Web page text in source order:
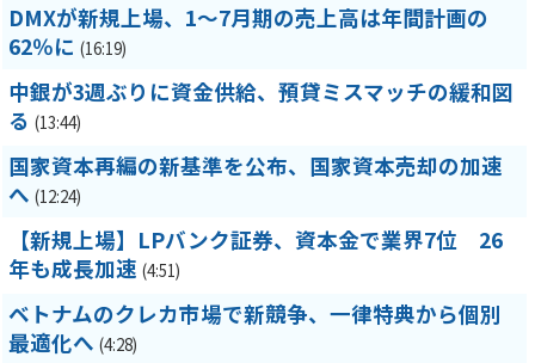
DMXが新規上場、1～7月期の売上高は年間計画の
62％に (16:19)
中銀が3週ぶりに資金供給、預貸ミスマッチの緩和図
る (13:44)
国家資本再編の新基準を公布、国家資本売却の加速
へ (12:24)
【新規上場】LPバンク証券、資本金で業界7位 26
年も成長加速 (4:51)
ベトナムのクレカ市場で新競争、一律特典から個別
最適化へ (4:28)